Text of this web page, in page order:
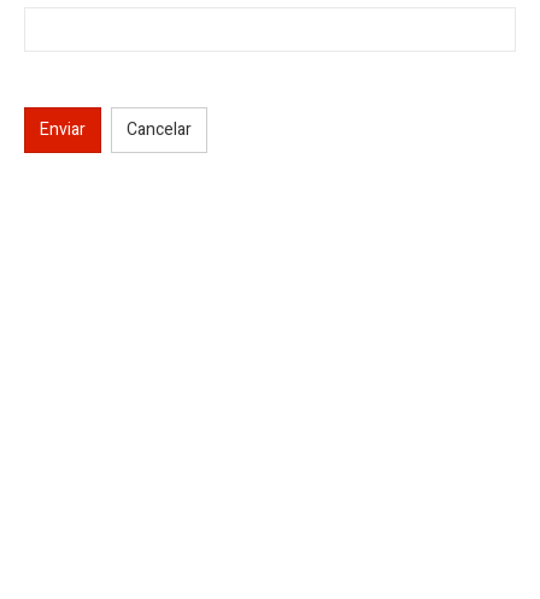
Enviar Cancelar